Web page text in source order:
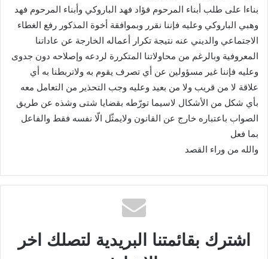
بناءا على طلب أبناء المرحوم فؤاد فهد الباروكي وأبناء المرحوم فهد
وهبي الباروكي وعليه فإننا نقرر وبموافقة أخوة المذكور رفع الغطاء
الاجتماعي والديني عنه نتيجة تكرار أعماله الخارجة عن عاداتنا
المعروفية وبالرغم من محاولاتنا المتكررة لردعه وإصلاحه دون جدوى
وعليه فإننا غير مسؤولين عن أي تصرف يقوم به ولاتربطنا به أي
علاقة لا من قريب ولا من بعيد وعليه وجب التحذير من التعامل معه
بأي شكل من الأشكال لاسيما تورّطه بقضايا شتى وشذه عن طريق
الصواب باعتباره خارج عن القانون ولايمثّل الّا نفسه فقط والفاعل
بما فعل
والله من وراء القصد
اشترك بقائمتنا البريدية لتصلك اخر